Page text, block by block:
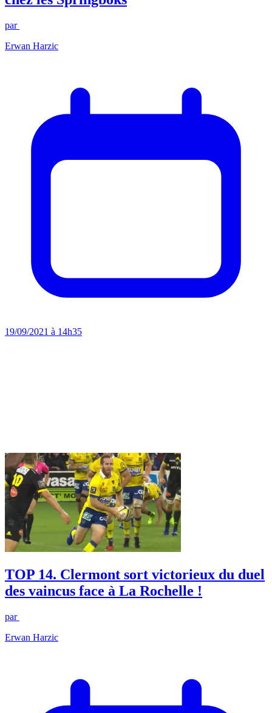
par
Erwan Harzic
19/09/2021 à 14h35
TOP 14. Clermont sort victorieux du duel
des vaincus face à La Rochelle !
par
Erwan Harzic